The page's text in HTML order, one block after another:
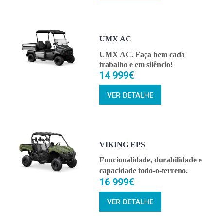
UMX AC
UMX AC. Faça bem cada
trabalho e em silêncio!
14 999€
VER DETALHE
VIKING EPS
Funcionalidade, durabilidade e
capacidade todo-o-terreno.
16 999€
VER DETALHE